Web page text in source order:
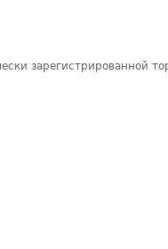
зарегистрированной